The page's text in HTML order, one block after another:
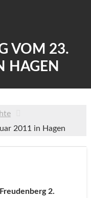
VOM 23.
HAGEN
2011 in Hagen
2.